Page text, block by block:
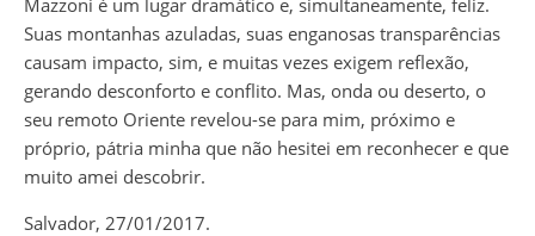
Suas montanhas azuladas, suas enganosas transparências
causam impacto, sim, e muitas vezes exigem reflexão,
gerando desconforto e conflito. Mas, onda ou deserto, o
seu remoto Oriente revelou-se para mim, próximo e
próprio, pátria minha que não hesitei em reconhecer e que
muito amei descobrir.
Salvador, 27/01/2017.